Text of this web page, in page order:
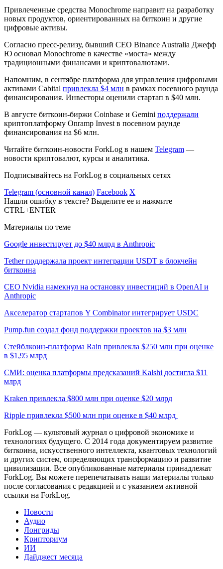
Привлеченные средства Monochrome направит на разработку
новых продуктов, ориентированных на биткоин и другие
цифровые активы.
Согласно пресс-релизу, бывший CEO Binance Australia Джефф
Ю основал Monochrome в качестве «моста» между
традиционными финансами и криптовалютами.
Напомним, в сентябре платформа для управления цифровыми
активами Cabital привлекла $4 млн в рамках посевного раунда
финансирования. Инвесторы оценили стартап в $40 млн.
В августе биткоин-биржи Coinbase и Gemini поддержали
криптоплатформу Onramp Invest в посевном раунде
финансирования на $6 млн.
Читайте биткоин-новости ForkLog в нашем Telegram —
новости криптовалют, курсы и аналитика.
Подписывайтесь на ForkLog в социальных сетях
Telegram (основной канал) Facebook X
Нашли ошибку в тексте? Выделите ее и нажмите
CTRL+ENTER
Материалы по теме
Google инвестирует до $40 млрд в Anthropic
Tether поддержала проект интеграции USDT в блокчейн
биткоина
CEO Nvidia намекнул на остановку инвестиций в OpenAI и
Anthropic
Акселератор стартапов Y Combinator интегрирует USDC
Pump.fun создал фонд поддержки проектов на $3 млн
Стейблкоин-платформа Rain привлекла $250 млн при оценке
в $1,95 млрд
СМИ: оценка платформы предсказаний Kalshi достигла $11
млрд
Kraken привлекла $800 млн при оценке $20 млрд
Ripple привлекла $500 млн при оценке в $40 млрд
ForkLog — культовый журнал о цифровой экономике и
технологиях будущего. С 2014 года документируем развитие
биткоина, искусственного интеллекта, квантовых технологий
и других систем, определяющих трансформацию и развитие
цивилизации. Все опубликованные материалы принадлежат
ForkLog. Вы можете перепечатывать наши материалы только
после согласования с редакцией и с указанием активной
ссылки на ForkLog.
Новости
Аудио
Лонгриды
Крипториум
ИИ
Дайджест месяца